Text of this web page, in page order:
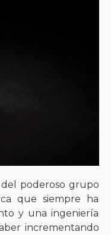
poderoso grupo
que siempre ha
y una ingeniería
incrementando